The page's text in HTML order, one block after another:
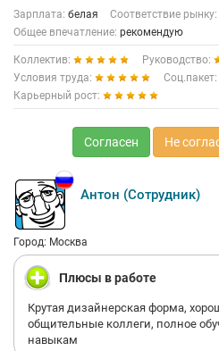
Зарплата: белая Соответствие рынку:
Общее впечатление: рекомендую
Коллектив:
Руководство:
Условия труда:
Соц.пакет:
Карьерный рост:
Согласен Не
Антон (Сотрудник)
Город: Москва
Плюсы в работе
Крутая дизайнерская форма,
общительные коллеги, полное
навыкам